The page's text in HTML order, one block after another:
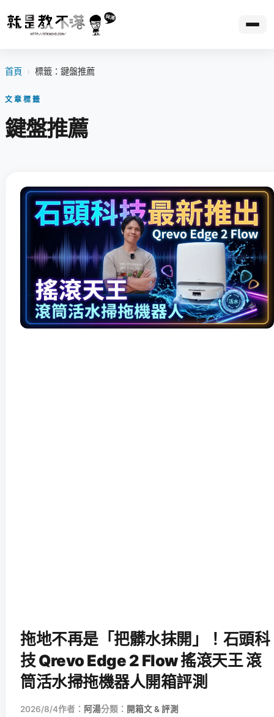
首頁 › 標籤：鍵盤推薦
文章標籤
鍵盤推薦
拖地不再是「把髒水抹開」！石頭科
技 Qrevo Edge 2 Flow 搖滾天王 滾
筒活水掃拖機器人開箱評測
2026/8/4作者： 阿湯分類： 開箱文 & 評測